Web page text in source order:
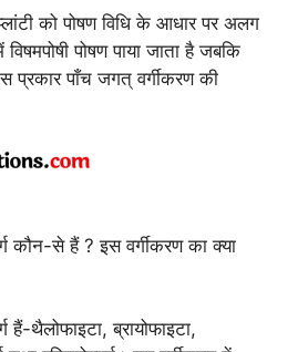
को पोषण विधि के आधार पर अलग
पोषण पाया जाता है जबकि
प्रकार पाँच जगत् वर्गीकरण की
कौन-से हैं ? इस वर्गीकरण का क्या
थैलोफाइटा, ब्रायोफाइटा,